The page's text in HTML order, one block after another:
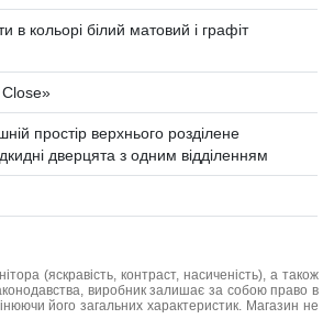
в кольорі білий матовий і графіт
Сlose»
простір верхнього розділене
дверцята з одним відділенням
(яскравість, контраст, насиченість), а також
виробник залишає за собою право в
його загальних характеристик. Магазин не